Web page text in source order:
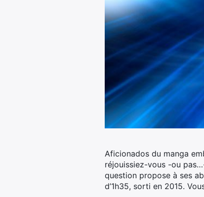
Aficionados du manga
réjouissiez-vous -ou
question propose à ses
d’1h35, sorti en 2015.